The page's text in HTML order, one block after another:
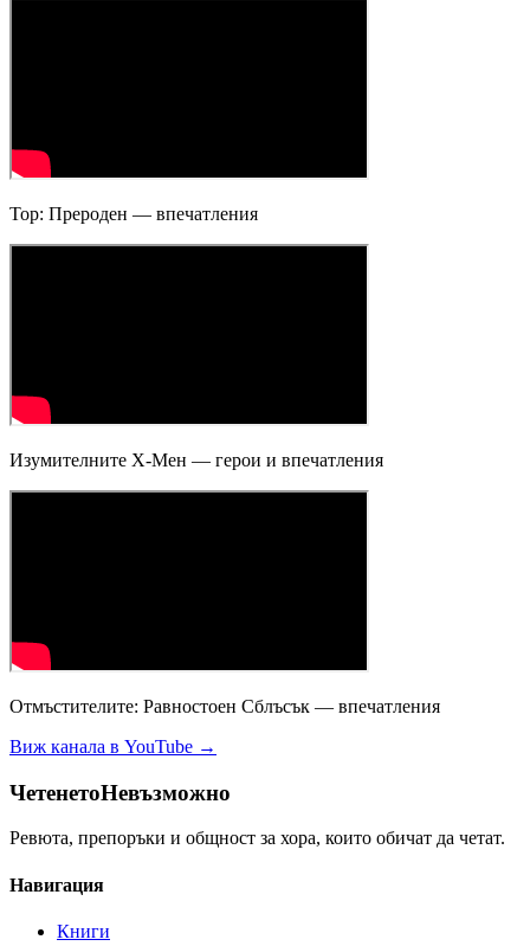
Тор: Прероден — впечатления
Изумителните X-Мен — герои и впечатления
Отмъстителите: Равностоен Сблъсък — впечатления
Виж канала в YouTube →
ЧетенетоНевъзможно
Ревюта, препоръки и общност за хора, които обичат да четат.
Навигация
Книги